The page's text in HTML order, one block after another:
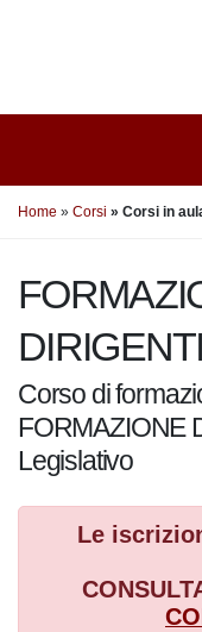
Home Corsi Corsi in
DIRIGENTI
Corso di
FORMAZIONE
Legislativo
Le